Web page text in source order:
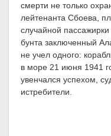
смерти не только
лейтенанта Сбоева,
случайной
бунта заключенный
не учел одного:
в море 21 июня 1941
увенчался успехом,
истребители.